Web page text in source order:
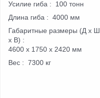
Усилие гиба :
100 тонн
Длина гиба : 4000 мм
Габаритные размеры (Д х Ш
х В) :
4600 х 1750 х 2420 мм
Вес : 7300 кг